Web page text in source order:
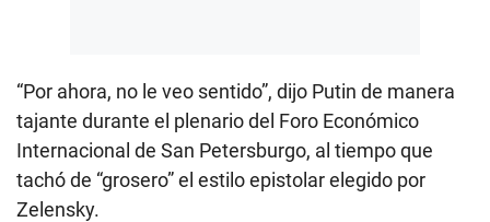
“Por ahora, no le veo sentido”, dijo Putin de manera
tajante durante el plenario del Foro Económico
Internacional de San Petersburgo, al tiempo que
tachó de “grosero” el estilo epistolar elegido por
Zelensky.